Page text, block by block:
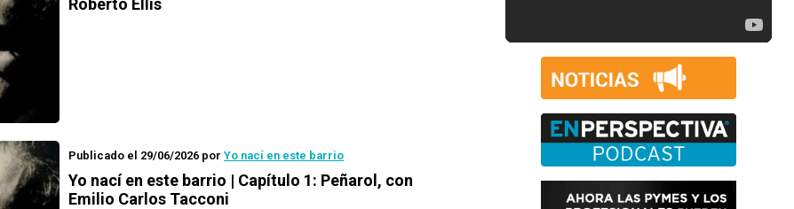
Roberto Ellis
Publicado el 29/06/2026 por Yo nací en este barrio
Yo nací en este barrio | Capítulo 1: Peñarol, con
Emilio Carlos Tacconi